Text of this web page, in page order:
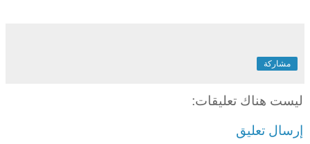
مشاركة
ليست هناك تعليقات:
إرسال تعليق